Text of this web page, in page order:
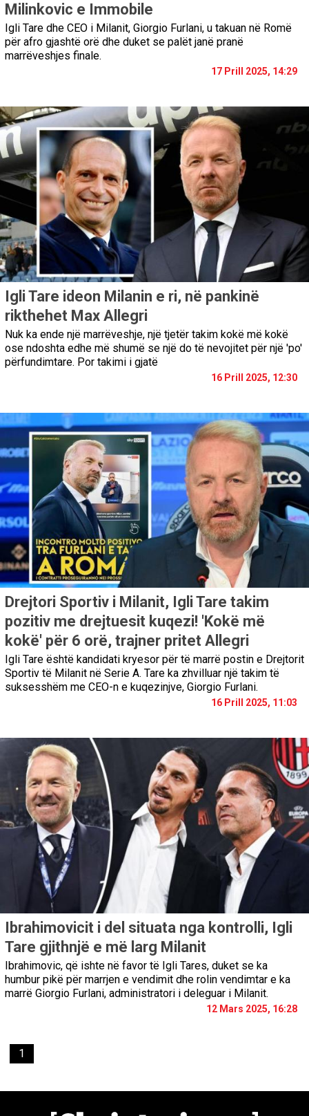
Milinkovic e Immobile
Igli Tare dhe CEO i Milanit, Giorgio Furlani, u takuan në Romë
për afro gjashtë orë dhe duket se palët janë pranë
marrëveshjes finale.
17 Prill 2025, 14:29
Igli Tare ideon Milanin e ri, në pankinë
rikthehet Max Allegri
Nuk ka ende një marrëveshje, një tjetër takim kokë më kokë
ose ndoshta edhe më shumë se një do të nevojitet për një 'po'
përfundimtare. Por takimi i gjatë
16 Prill 2025, 12:30
Drejtori Sportiv i Milanit, Igli Tare takim
pozitiv me drejtuesit kuqezi! 'Kokë më
kokë' për 6 orë, trajner pritet Allegri
Igli Tare është kandidati kryesor për të marrë postin e Drejtorit
Sportiv të Milanit në Serie A. Tare ka zhvilluar një takim të
suksesshëm me CEO-n e kuqezinjve, Giorgio Furlani.
16 Prill 2025, 11:03
Ibrahimovicit i del situata nga kontrolli, Igli
Tare gjithnjë e më larg Milanit
Ibrahimovic, që ishte në favor të Igli Tares, duket se ka
humbur pikë për marrjen e vendimit dhe rolin vendimtar e ka
marrë Giorgio Furlani, administratori i deleguar i Milanit.
12 Mars 2025, 16:28
1